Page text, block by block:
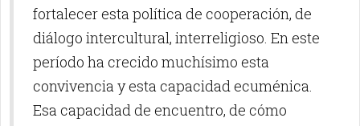
fortalecer esta política de cooperación, de
diálogo intercultural, interreligioso. En este
período ha crecido muchísimo esta
convivencia y esta capacidad ecuménica.
Esa capacidad de encuentro, de cómo